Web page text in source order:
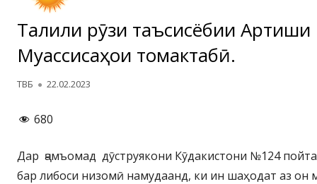
Таҷлили рӯзи таъсисёбии
Муассисаҳои томактабӣ.
Автор
ТВБ Опубликовано
22.02.2023
680
Дар ҷамъомад дӯструякони Кӯдакистони №124
бар либоси низомӣ намудаанд, ки ин шаҳодат аз он